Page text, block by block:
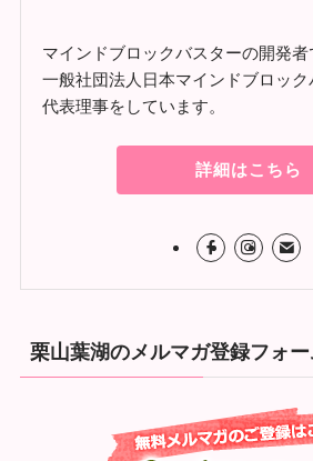
マインドブロックバスターの開発者
一般社団法人日本マインドブロック
代表理事をしています。
詳細はこちら
栗山葉湖のメルマガ登録フォー